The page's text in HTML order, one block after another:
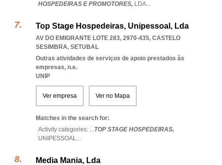
HOSPEDEIRAS E PROMOTORES, LDA...
Top Stage Hospedeiras, Unipessoal, Lda
AV DO EMIGRANTE LOTE 283, 2970-435, CASTELO
SESIMBRA, SETUBAL
Outras atividades de serviços de apoio prestados às
empresas, n.e.
UNIP
Ver empresa Ver no Mapa
Matches in the search for:
Activity categories: ...TOP STAGE HOSPEDEIRAS,
UNIPESSOAL...
Media Mania, Lda